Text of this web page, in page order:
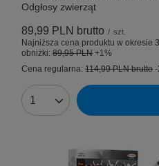
Odgłosy zwierząt
89,99 PLN brutto / szt.
Najniższa cena produktu w okresie
obniżki: 89,95 PLN +1%
Cena regularna: 114,99 PLNbrutto -